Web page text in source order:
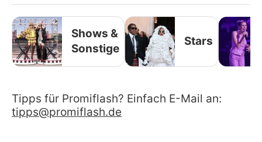
Shows &
Sonstige
Stars
Tipps für Promiflash? Einfach E-Mail an:
tipps@promiflash.de